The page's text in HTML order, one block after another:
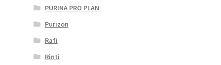
PURINA PRO PLAN
Purizon
Rafi
Rinti